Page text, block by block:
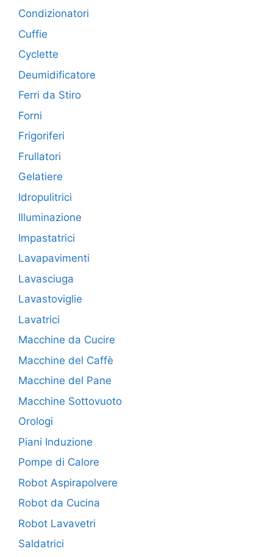
Condizionatori
Cuffie
Cyclette
Deumidificatore
Ferri da Stiro
Forni
Frigoriferi
Frullatori
Gelatiere
Idropulitrici
Illuminazione
Impastatrici
Lavapavimenti
Lavasciuga
Lavastoviglie
Lavatrici
Macchine da Cucire
Macchine del Caffè
Macchine del Pane
Macchine Sottovuoto
Orologi
Piani Induzione
Pompe di Calore
Robot Aspirapolvere
Robot da Cucina
Robot Lavavetri
Saldatrici